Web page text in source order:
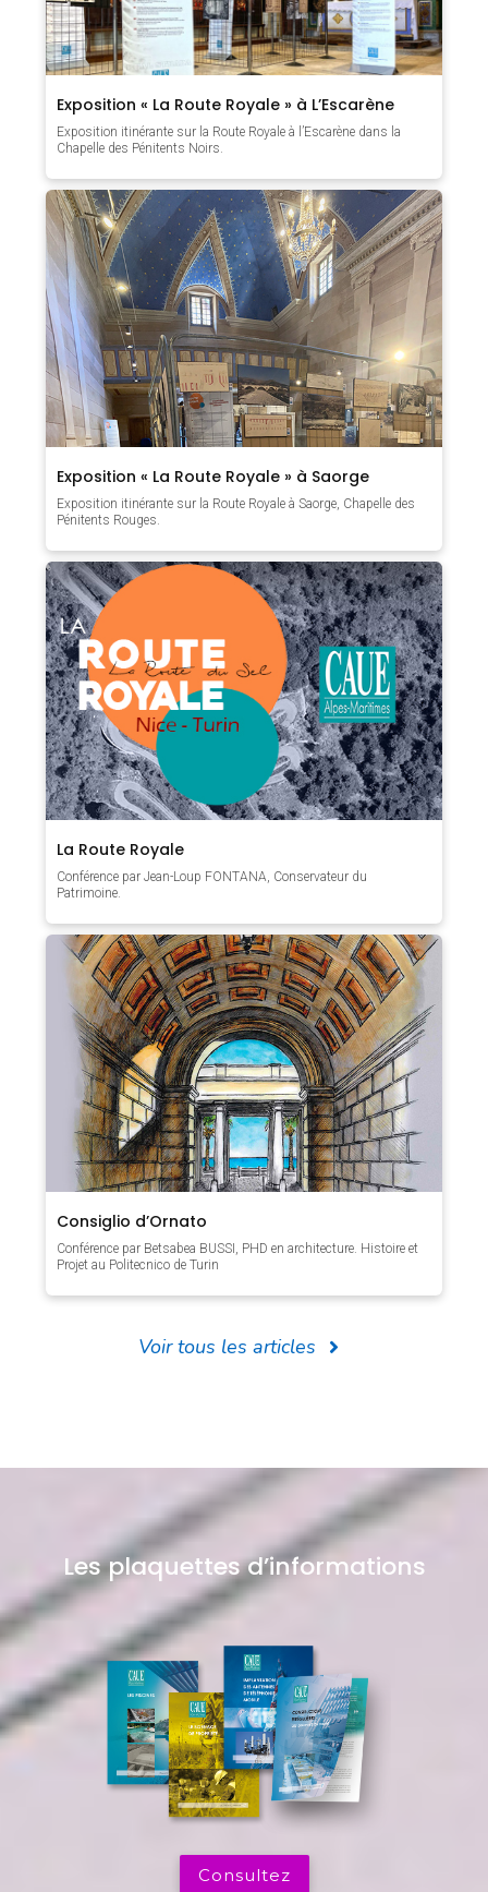
Exposition « La Route Royale » à L’Escarène
Exposition itinérante sur la Route Royale à l’Escarène dans la
Chapelle des Pénitents Noirs.
Exposition « La Route Royale » à Saorge
Exposition itinérante sur la Route Royale à Saorge, Chapelle des
Pénitents Rouges.
La Route Royale
Conférence par Jean-Loup FONTANA, Conservateur du
Patrimoine.
Consiglio d’Ornato
Conférence par Betsabea BUSSI, PHD en architecture. Histoire et
Projet au Politecnico de Turin
Voir tous les articles
Les plaquettes d’informations
Consultez